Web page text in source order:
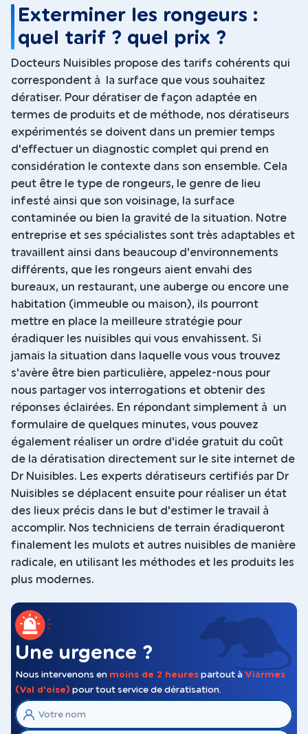
Exterminer les rongeurs :
quel tarif ? quel prix ?
Docteurs Nuisibles propose des tarifs cohérents qui
correspondent à la surface que vous souhaitez
dératiser. Pour dératiser de façon adaptée en
termes de produits et de méthode, nos dératiseurs
expérimentés se doivent dans un premier temps
d'effectuer un diagnostic complet qui prend en
considération le contexte dans son ensemble. Cela
peut être le type de rongeurs, le genre de lieu
infesté ainsi que son voisinage, la surface
contaminée ou bien la gravité de la situation. Notre
entreprise et ses spécialistes sont très adaptables et
travaillent ainsi dans beaucoup d'environnements
différents, que les rongeurs aient envahi des
bureaux, un restaurant, une auberge ou encore une
habitation (immeuble ou maison), ils pourront
mettre en place la meilleure stratégie pour
éradiquer les nuisibles qui vous envahissent. Si
jamais la situation dans laquelle vous vous trouvez
s'avère être bien particulière, appelez-nous pour
nous partager vos interrogations et obtenir des
réponses éclairées. En répondant simplement à un
formulaire de quelques minutes, vous pouvez
également réaliser un ordre d'idée gratuit du coût
de la dératisation directement sur le site internet de
Dr Nuisibles. Les experts dératiseurs certifiés par Dr
Nuisibles se déplacent ensuite pour réaliser un état
des lieux précis dans le but d'estimer le travail à
accomplir. Nos techniciens de terrain éradiqueront
finalement les mulots et autres nuisibles de manière
radicale, en utilisant les méthodes et les produits les
plus modernes.
Une urgence ?
Nous intervenons en moins de 2 heures partout à Viarmes
(Val d'oise) pour tout service de dératisation.